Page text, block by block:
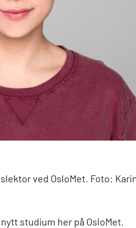
ved OsloMet. Foto:
studium her på OsloMet.